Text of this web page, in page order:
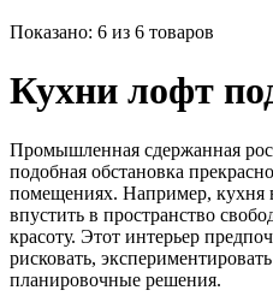
Показано: 6 из 6 товаров
Кухни лофт
Промышленная сдержанная
подобная обстановка
помещениях. Например, кухня
впустить в пространство
красоту. Этот интерьер
рисковать,
планировочные решения.